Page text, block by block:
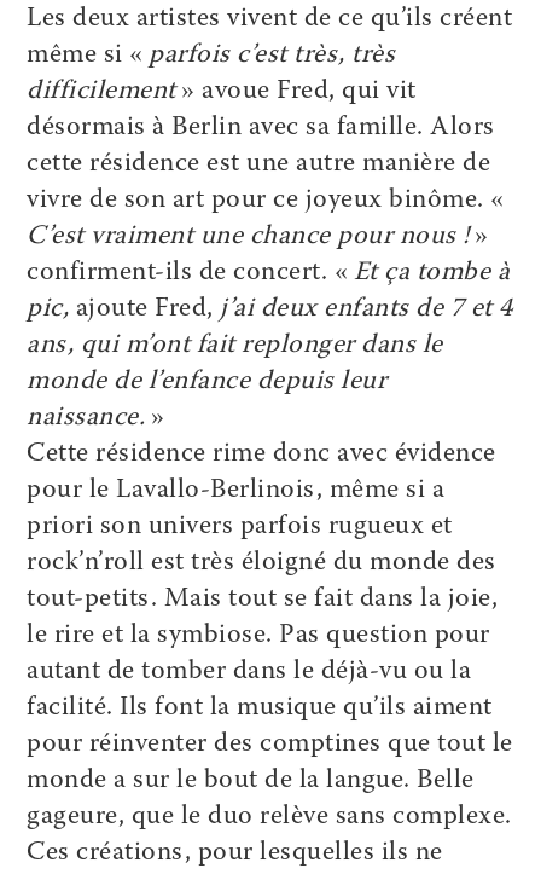
Les deux artistes vivent de ce qu’ils créent
même si « parfois c’est très, très
difficilement» avoue Fred, qui vit
désormais à Berlin avec sa famille. Alors
cette résidence est une autre manière de
vivre de son art pour ce joyeux binôme. «
C’est vraiment une chance pour nous !»
confirment-ils de concert. « Et ça tombe à
pic, ajoute Fred, j’ai deux enfants de 7 et 4
ans, qui m’ont fait replonger dans le
monde de l’enfance depuis leur
naissance. »
Cette résidence rime donc avec évidence
pour le Lavallo-Berlinois, même si a
priori son univers parfois rugueux et
rock’n’roll est très éloigné du monde des
tout-petits. Mais tout se fait dans la joie,
le rire et la symbiose. Pas question pour
autant de tomber dans le déjà-vu ou la
facilité. Ils font la musique qu’ils aiment
pour réinventer des comptines que tout le
monde a sur le bout de la langue. Belle
gageure, que le duo relève sans complexe.
Ces créations, pour lesquelles ils ne